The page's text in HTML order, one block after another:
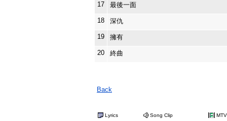
17 最後一面
18 深仇
19 擁有
20 終曲
Back
Lyrics Song Clip MTV